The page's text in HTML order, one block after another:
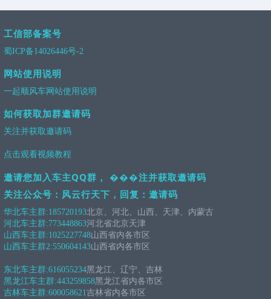
工信部备案号
蜀ICP备14026446号-2
网站使用说明
一起顺风车网站使用说明
如何获取加群邀请码
关注并获取邀请码
点击观看视频教程
邀请您加入车主QQ群， ���注并获取邀请码
关注公众号：风云行天下，回复：邀请码
华北车主群:185720193北京、河北、山西、天津、内蒙古
河北车主群:773448863河北省北京天津
山西车主群:1025227748山西省内各市区
山西车主群2:550604143山西省内各市区
东北车主群:616055234黑龙江、辽宁、吉林
黑龙江车主群:443259858黑龙江省内各市区
吉林车主群:600058621吉林省内各市区